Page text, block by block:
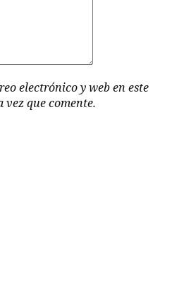
electrónico y web en este
que comente.